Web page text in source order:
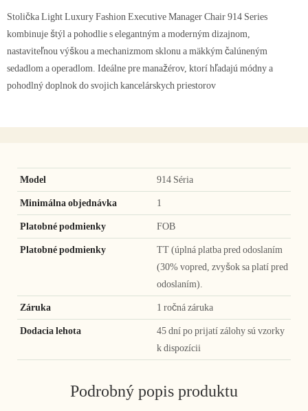
Stolička Light Luxury Fashion Executive Manager Chair 914 Series
kombinuje štýl a pohodlie s elegantným a moderným dizajnom,
nastaviteľnou výškou a mechanizmom sklonu a mäkkým čalúneným
sedadlom a operadlom. Ideálne pre manažérov, ktorí hľadajú módny a
pohodlný doplnok do svojich kancelárskych priestorov
Model 914 Séria
Minimálna objednávka 1
Platobné podmienky FOB
Platobné podmienky
TT (úplná platba pred odoslaním
(30% vopred, zvyšok sa platí pred
odoslaním).
Záruka 1 ročná záruka
Dodacia lehota
45 dní po prijatí zálohy sú vzorky
k dispozícii
Podrobný popis produktu